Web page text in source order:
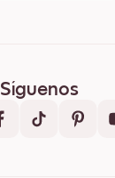
Síguenos